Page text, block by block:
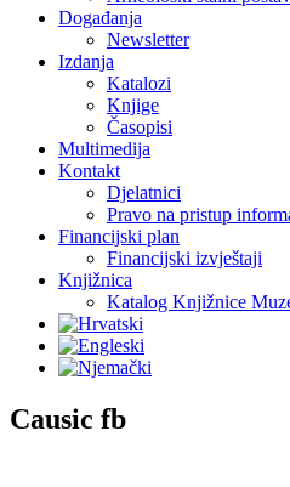
Događanja
Newsletter
Izdanja
Katalozi
Knjige
Časopisi
Multimedija
Kontakt
Djelatnici
Pravo na pristup
Financijski plan
Financijski izvještaji
Knjižnica
Katalog Knjižnice
Causic fb